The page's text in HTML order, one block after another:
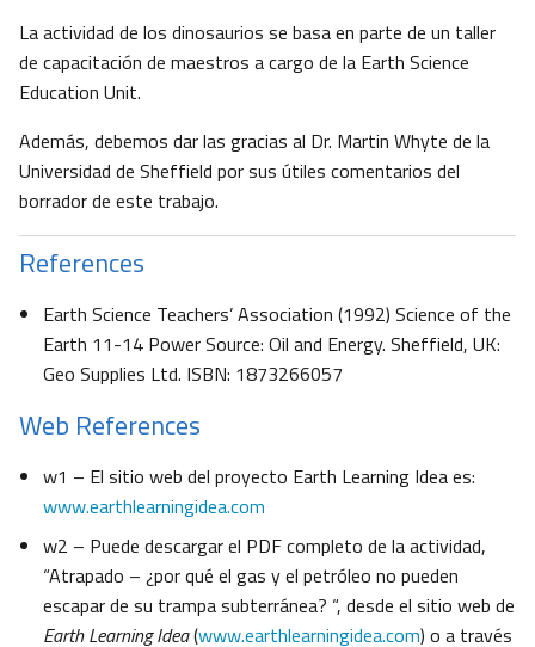
La actividad de los dinosaurios se basa en parte de un taller
de capacitación de maestros a cargo de la Earth Science
Education Unit.
Además, debemos dar las gracias al Dr. Martin Whyte de la
Universidad de Sheffield por sus útiles comentarios del
borrador de este trabajo.
References
Earth Science Teachers’ Association (1992) Science of the
Earth 11-14 Power Source: Oil and Energy. Sheffield, UK:
Geo Supplies Ltd. ISBN: 1873266057
Web References
w1 – El sitio web del proyecto Earth Learning Idea es:
www.earthlearningidea.com
w2 – Puede descargar el PDF completo de la actividad,
“Atrapado – ¿por qué el gas y el petróleo no pueden
escapar de su trampa subterránea? “, desde el sitio web de
Earth Learning Idea(www.earthlearningidea.com) o a través